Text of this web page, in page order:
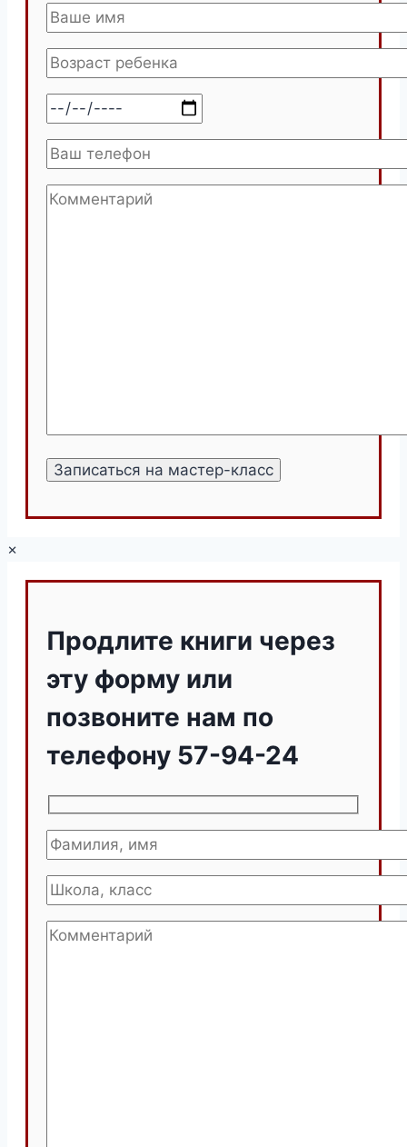
×
Продлите книги через
эту форму или
позвоните нам по
телефону 57-94-24